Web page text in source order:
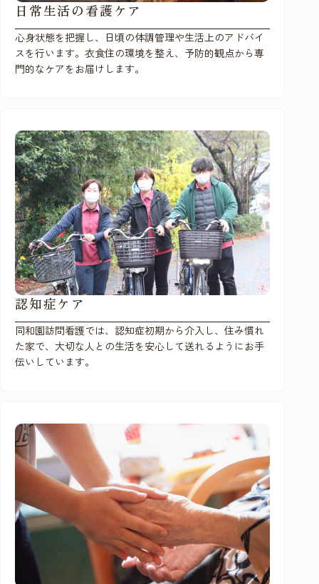
日常生活の看護ケア
心身状態を把握し、日頃の体調管理や生活上のアドバイ
スを行います。衣食住の環境を整え、予防的観点から専
門的なケアをお届けします。
認知症ケア
同和園訪問看護では、認知症初期から介入し、住み慣れ
た家で、大切な人との生活を安心して送れるようにお手
伝いしています。